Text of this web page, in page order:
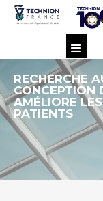
RECHERCHE
CONCEPTION
AMÉLIORE
PATIENTS